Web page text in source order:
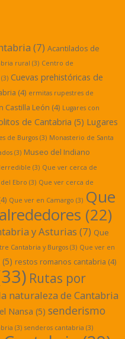
(7) Acantilados de
rural (3) Centro de
(3) Cuevas prehistóricas de
(4) ermitas rupestres de
Castilla León (4) Lugares con
de Cantabria (5) Lugares
de Burgos (3) Monasterio de Santa
(3) Museo del Indiano
(3) Que ver cerca de
Ebro (3) Que ver cerca de
Que ver en Camargo (3) Que
(22)
y Asturias (7) Que
Cantabria y Burgos (3) Que ver en
(5) restos romanos cantabria (4)
Rutas por
naturaleza de Cantabria
Nansa (5) senderismo
(3) senderos cantabria (3)